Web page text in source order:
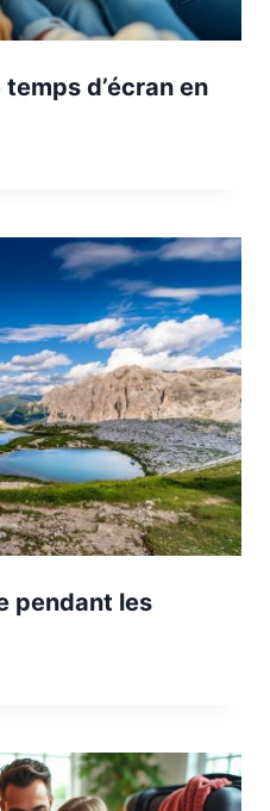
d’écran en
pendant les